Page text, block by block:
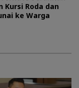
Kursi Roda dan
ke Warga